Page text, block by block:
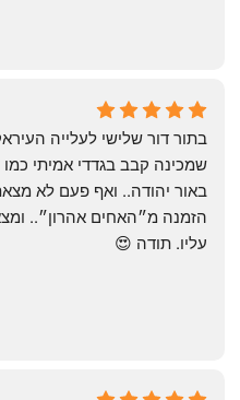
שי
4 months ago
Yonatan Menashe
עליו. תודה 😍